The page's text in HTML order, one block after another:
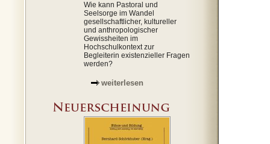
Wie kann Pastoral und
Seelsorge im Wandel
gesellschaftlicher, kultureller
und anthropologischer
Gewissheiten im
Hochschulkontext zur
Begleiterin existenzieller Fragen
werden?
weiterlesen